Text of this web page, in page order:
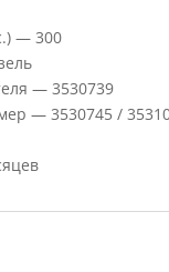
— 300
— 3530739
— 3530745 /